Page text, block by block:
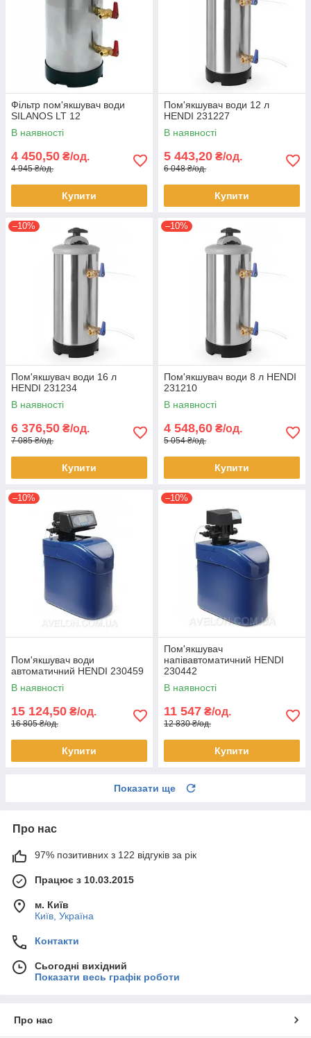
Фільтр пом'якшувач води
SILANOS LT 12
В наявності
4 450,50 ₴/од.
4 945 ₴/од.
Купити
Пом'якшувач води 12 л
HENDI 231227
В наявності
5 443,20 ₴/од.
6 048 ₴/од.
Купити
–10%
Пом'якшувач води 16 л
HENDI 231234
В наявності
6 376,50 ₴/од.
7 085 ₴/од.
Купити
–10%
Пом'якшувач води 8 л HENDI
231210
В наявності
4 548,60 ₴/од.
5 054 ₴/од.
Купити
–10%
Пом'якшувач води
автоматичний HENDI 230459
В наявності
15 124,50 ₴/од.
16 805 ₴/од.
Купити
–10%
Пом'якшувач
напівавтоматичний HENDI
230442
В наявності
11 547 ₴/од.
12 830 ₴/од.
Купити
Показати ще
Про нас
97% позитивних з 122 відгуків за рік
Працює з 10.03.2015
м. Київ
Київ, Україна
Контакти
Сьогодні вихідний
Показати весь графік роботи
Про нас